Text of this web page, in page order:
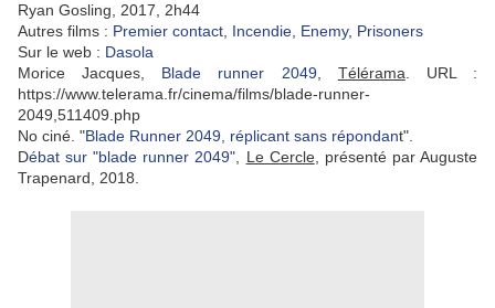
Ryan Gosling, 2017, 2h44
Autres films : Premier contact Incendie Enemy, Prisoners
Sur le web : Dasola
Morice Jacques, Blade runner 2049, Télérama . URL :
https://www.telerama.fr/cinema/films/blade-runner-
2049,511409.php
No ciné. "Blade Runner 2049, réplicant sans répondant".
Débat sur "blade runner 2049" Le Cercle, présenté par Auguste
Trapenard, 2018.